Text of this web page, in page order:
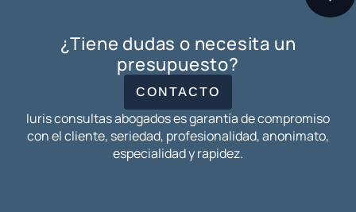
¿Tiene dudas o necesita un
presupuesto?
CONTACTO
Iuris consultas abogados es garantía de compromiso
con el cliente, seriedad, profesionalidad, anonimato,
especialidad y rapidez.